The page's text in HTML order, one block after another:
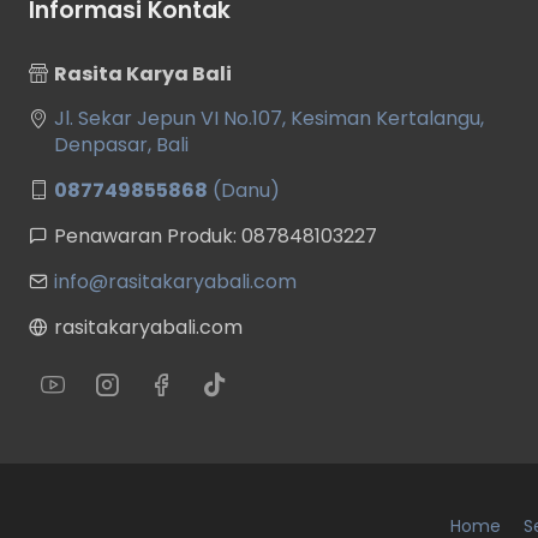
Informasi Kontak
Rasita Karya Bali
Jl. Sekar Jepun VI No.107, Kesiman Kertalangu,
Denpasar, Bali
087749855868 (Danu)
Penawaran Produk: 087848103227
info@rasitakaryabali.com
rasitakaryabali.com
Home